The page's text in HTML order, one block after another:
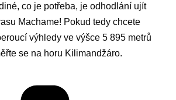
co je potřeba, je odhodlání ujít
Machame! Pokud tedy chcete
výhledy ve výšce 5 895 metrů
se na horu Kilimandžáro.